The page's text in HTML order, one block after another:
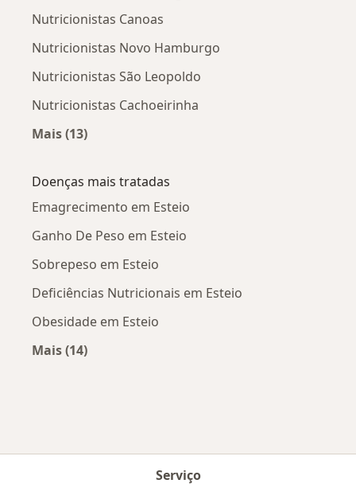
Nutricionistas Canoas
Nutricionistas Novo Hamburgo
Nutricionistas São Leopoldo
Nutricionistas Cachoeirinha
Mais (13)
Doenças mais tratadas
Emagrecimento em Esteio
Ganho De Peso em Esteio
Sobrepeso em Esteio
Deficiências Nutricionais em Esteio
Obesidade em Esteio
Mais (14)
Serviço